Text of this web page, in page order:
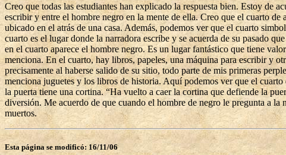
Creo que todas las estudiantes han explicado la respuesta bien. Estoy de
escribir y entre el hombre negro en la mente de ella. Creo que el cuarto
ubicado en el atrás de una casa. Además, podemos ver que el cuarto
cuarto es el lugar donde la narradora escribe y se acuerda de su pasado
en el cuarto aparece el hombre negro. Es un lugar fantástico que tiene
menciona. En el cuarto, hay libros, papeles, una máquina para escribir y
precisamente al haberse salido de su sitio, todo parte de mis primeras
menciona juguetes y los libros de historia. Aquí podemos ver que el
la puerta tiene una cortina. “Ha vuelto a caer la cortina que defiende la
diversión. Me acuerdo de que cuando el hombre de negro le pregunta a
muertos.
Esta página se modificó: 16/11/06